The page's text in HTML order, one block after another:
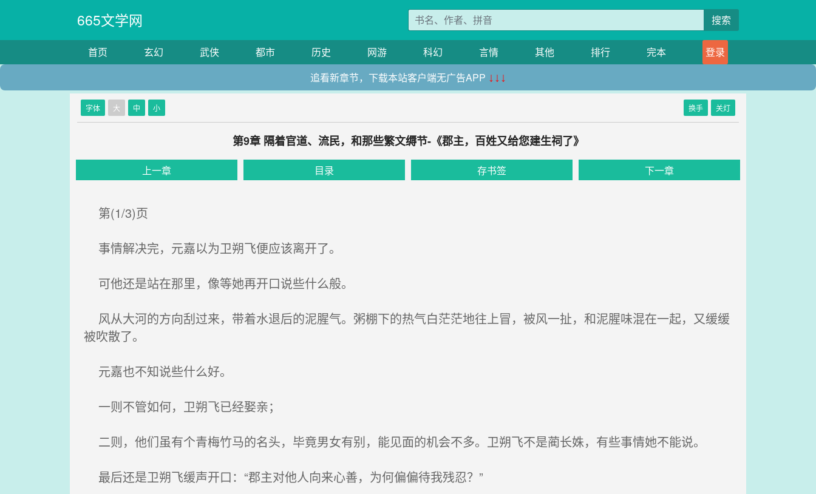
665文学网 搜索
首页 玄幻 武侠 都市 历史 网游 科幻 言情 其他 排行 完本
登录
追看新章节，下载本站客户端无广告APP ↓↓↓
字体 大 中 小 换手 关灯
第9章 隔着官道、流民，和那些繁文缛节-《郡主，百姓又给您建生祠了》
上一章 目录 存书签 下一章
第(1/3)页
事情解决完，元嘉以为卫朔飞便应该离开了。
可他还是站在那里，像等她再开口说些什么般。
风从大河的方向刮过来，带着水退后的泥腥气。粥棚下的热气白茫茫地往上冒，被风一扯，和泥腥味混在一起，又缓缓
被吹散了。
元嘉也不知说些什么好。
一则不管如何，卫朔飞已经娶亲；
二则，他们虽有个青梅竹马的名头，毕竟男女有别，能见面的机会不多。卫朔飞不是蔺长姝，有些事情她不能说。
最后还是卫朔飞缓声开口：“郡主对他人向来心善，为何偏偏待我残忍？”